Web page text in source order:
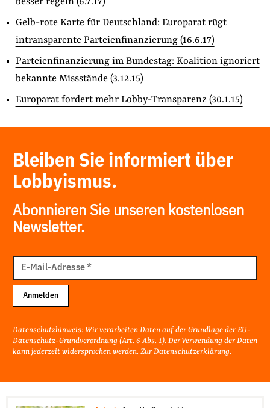
Gelb-rote Karte für Deutschland: Europarat rügt
intransparente Parteienfinanzierung (16.6.17)
Parteienfinanzierung im Bundestag: Koalition ignoriert
bekannte Missstände (3.12.15)
Europarat fordert mehr Lobby-Transparenz (30.1.15)
Bleiben Sie informiert über
Lobbyismus.
Abonnieren Sie unseren kostenlosen
Newsletter.
Mail
Adresse
E-Mail-Adresse*
Anmelden
Datenschutzhinweis: Wir verarbeiten Daten auf der Grundlage der EU-
Datenschutz-Grundverordnung (Art. 6 Abs. 1). Der Verwendung der Daten
kann jederzeit widersprochen werden. Zur Datenschutzerklärung.